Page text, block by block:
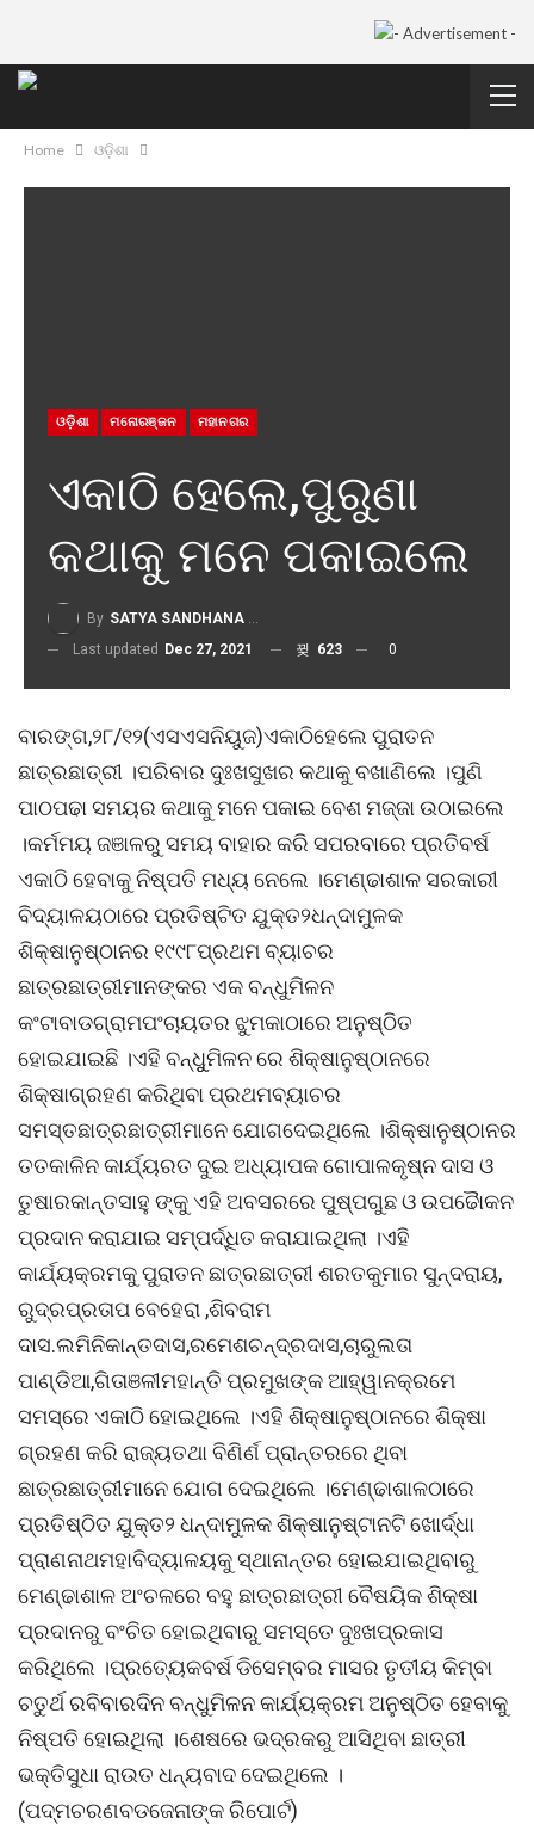
Home ଓଡ଼ିଶା
ଓଡ଼ିଶା ମନୋରଞ୍ଜନ ମହାନଗର
ଏକାଠି ହେଲେ,ପୁରୁଣା
କଥାକୁ ମନେ ପକାଇଲେ
By SATYA SANDHANA DESK
Last updated Dec 27, 2021 623 0
ବାରଙ୍ଗ,୨୮/୧୨(ଏସଏସନିୟୁଜ)ଏକାଠିହେଲେ ପୁରାତନ
ଛାତ୍ରଛାତ୍ରୀ ।ପରିବାର ଦୁଃଖସୁଖର କଥାକୁ ବଖାଣିଲେ ।ପୁଣି
ପାଠପଢା ସମୟର କଥାକୁ ମନେ ପକାଇ ବେଶ ମଜ୍ଜା ଉଠାଇଲେ
।କର୍ମମୟ ଜଞାଳରୁ ସମୟ ବାହାର କରି ସପରବାରେ ପ୍ରତିବର୍ଷ
ଏକାଠି ହେବାକୁ ନିଷ୍ପତି ମଧ୍ୟ ନେଲେ ।ମେଣ୍ଢାଶାଳ ସରକାରୀ
ବିଦ୍ୟାଳୟଠାରେ ପ୍ରତିଷ୍ଟିତ ଯୁକ୍ତ୨ଧନ୍ଦାମୁଳକ
ଶିକ୍ଷାନୁଷ୍ଠାନର ୧୯୯୮ପ୍ରଥମ ବ୍ୟାଚର
ଛାତ୍ରଛାତ୍ରୀମାନଙ୍କର ଏକ ବନ୍ଧୁମିଳନ
କଂଟାବାଡଗ୍ରାମପଂଚାୟତର ଝୁମକାଠାରେ ଅନୁଷ୍ଠିତ
ହୋଇଯାଇଛି ।ଏହି ବନ୍ଧୁୁମିଳନ ରେ ଶିକ୍ଷାନୁଷ୍ଠାନରେ
ଶିକ୍ଷାଗ୍ରହଣ କରିଥିବା ପ୍ରଥମବ୍ୟାଚର
ସମସ୍ତଛାତ୍ରଛାତ୍ରୀମାନେ ଯୋଗଦେଇଥିଲେ ।ଶିକ୍ଷାନୁଷ୍ଠାନର
ତତକାଳିନ କାର୍ଯ୍ୟରତ ଦୁଇ ଅଧ୍ୟାପକ ଗୋପାଳକୃଷ୍ନ ଦାସ ଓ
ତୁଷାରକାନ୍ତସାହୁ ଙ୍କୁ ଏହି ଅବସରରେ ପୁଷ୍ପଗୁଛ ଓ ଉପଢୈାକନ
ପ୍ରଦାନ କରାଯାଇ ସମ୍ପର୍ଦ୍ଧିତ କରାଯାଇଥିଲା ।ଏହି
କାର୍ଯ୍ୟକ୍ରମକୁ ପୁରାତନ ଛାତ୍ରଛାତ୍ରୀ ଶରତକୁମାର ସୁନ୍ଦରାୟ,
ରୁଦ୍ରପ୍ରତାପ ବେହେରା ,ଶିବରାମ
ଦାସ.ଲମିନିକାନ୍ତଦାସ,ରମେଶଚନ୍ଦ୍ରଦାସ,ଚାରୁଲତା
ପାଣ୍ଡିଆ,ଗିତାଞଳୀମହାନ୍ତି ପ୍ରମୁଖଙ୍କ ଆହ୍ୱାନକ୍ରମେ
ସମସ୍ରେ ଏକାଠି ହୋଇଥିଲେ ।ଏହି ଶିକ୍ଷାନୁଷ୍ଠାନରେ ଶିକ୍ଷା
ଗ୍ରହଣ କରି ରାଜ୍ୟତଥା ବିଣିର୍ଣ ପ୍ରାନ୍ତରରେ ଥିବା
ଛାତ୍ରଛାତ୍ରୀମାନେ ଯୋଗ ଦେଇଥିଲେ ।ମେଣ୍ଢାଶାଳଠାରେ
ପ୍ରତିଷ୍ଠିତ ଯୁକ୍ତ୨ ଧନ୍ଦାମୁଳକ ଶିକ୍ଷାନୁଷ୍ଟାନଟି ଖୋର୍ଦ୍ଧା
ପ୍ରାଣନାଥମହାବିଦ୍ୟାଳୟକୁ ସ୍ଥାନାନ୍ତର ହୋଇଯାଇଥିବାରୁ
ମେଣ୍ଢାଶାଳ ଅଂଚଳରେ ବହୁ ଛାତ୍ରଛାତ୍ରୀ ବୈଷୟିକ ଶିକ୍ଷା
ପ୍ରଦାନରୁ ବଂଚିତ ହୋଇଥିବାରୁ ସମସ୍ତେ ଦୁଃଖପ୍ରକାସ
କରିଥିଲେ ।ପ୍ରତ୍ୟେକବର୍ଷ ଡିସେମ୍ବର ମାସର ତୃତୀୟ କିମ୍ବା
ଚତୁର୍ଥ ରବିବାରଦିନ ବନ୍ଧୁମିଳନ କାର୍ଯ୍ୟକ୍ରମ ଅନୁଷ୍ଠିତ ହେବାକୁ
ନିଷ୍ପତି ହୋଇଥିଲା ।ଶେଷରେ ଭଦ୍ରକରୁ ଆସିଥିବା ଛାତ୍ରୀ
ଭକ୍ତିସୁଧା ରାଉତ ଧନ୍ୟବାଦ ଦେଇଥିଲେ ।
(ପଦ୍ମଚରଣବଡଜେନାଙ୍କ ରିପୋର୍ଟ)